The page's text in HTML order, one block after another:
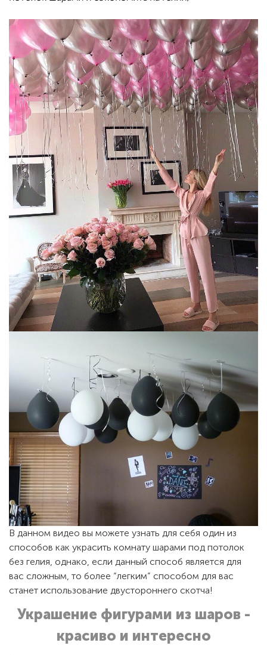
В данном видео вы можете узнать для себя один из
способов как украсить комнату шарами под потолок
без гелия, однако, если данный способ является для
вас сложным, то более “легким” способом для вас
станет использование двустороннего скотча!
Украшение фигурами из шаров -
красиво и интересно